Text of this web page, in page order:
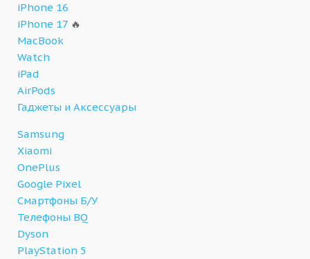
iPhone 16
iPhone 17 🔥
MacBook
Watch
iPad
AirPods
Гаджеты и Аксессуары
Samsung
Xiaomi
OnePlus
Google Pixel
Смартфоны Б/У
Телефоны BQ
Dyson
PlayStation 5